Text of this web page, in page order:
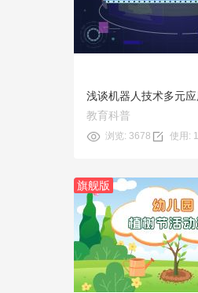
浅谈机器人技术多元
教育科普
浏览: 3678 使用:
旗舰版
预览
使用